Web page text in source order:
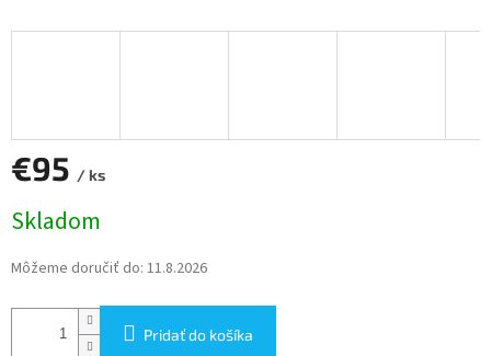
€95 / ks
cena:
Skladom
Môžeme doručiť do: 11.8.2026
Pridať do košíka